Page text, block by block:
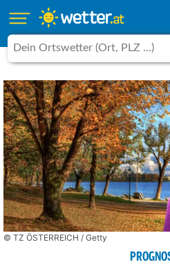
© TZ ÖSTERREICH / Getty